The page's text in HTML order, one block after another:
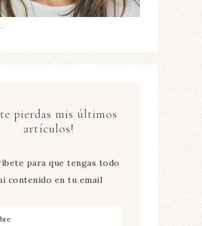
pierdas mis últimos
artículos!
para que tengas todo
contenido en tu email